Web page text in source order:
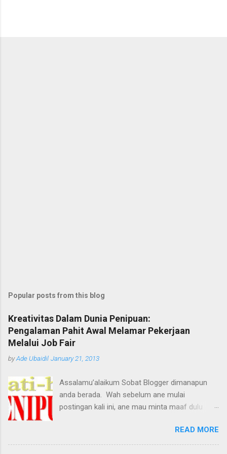
Popular posts from this blog
Kreativitas Dalam Dunia Penipuan:
Pengalaman Pahit Awal Melamar Pekerjaan
Melalui Job Fair
byAde Ubaidil January 21, 2013
Assalamu’alaikum Sobat Blogger dimanapun
anda berada. Wah sebelum ane mulai
postingan kali ini, ane mau minta maaf dulu
baik kok, biar tidak ada lagi korban-korban
penipuan berikutnya. Melihat dari judul, pasti
READ MORE